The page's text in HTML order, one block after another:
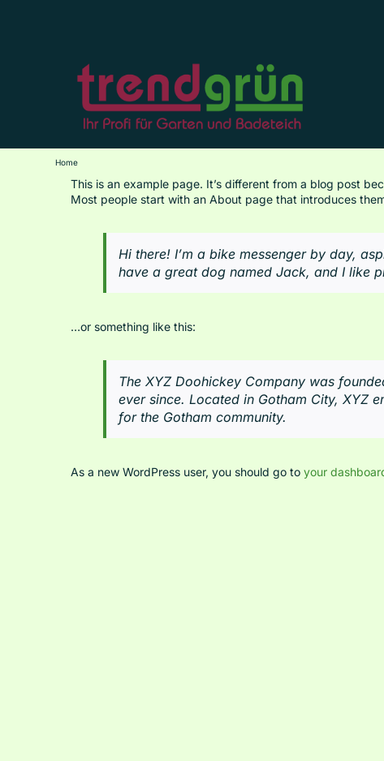
Home
This is an example page. It’s different from a blog post
Most people start with an About page that introduces
Hi there! I’m a bike messenger by day,
have a great dog named Jack, and I like
…or something like this:
The XYZ Doohickey Company was
ever since. Located in Gotham City, XYZ
for the Gotham community.
As a new WordPress user, you should go to your